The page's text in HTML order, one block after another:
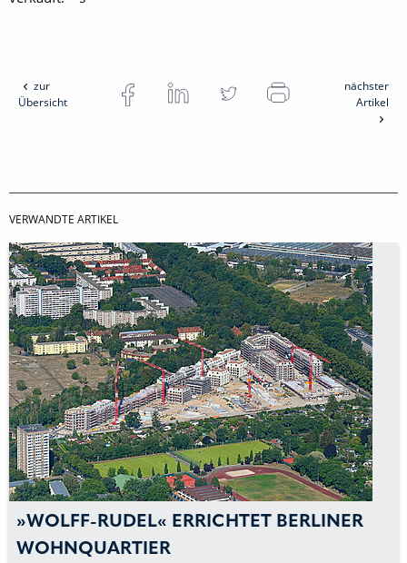
zur
Übersicht
nächster
Artikel
VERWANDTE ARTIKEL
»WOLFF-RUDEL« ERRICHTET BERLINER
WOHNQUARTIER